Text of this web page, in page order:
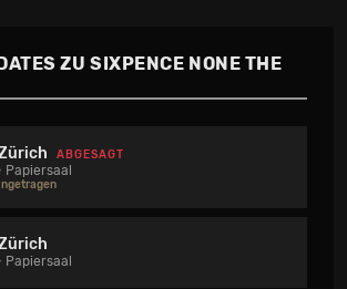
ZU SIXPENCE NONE THE
ABGESAGT
Papiersaal
Papiersaal